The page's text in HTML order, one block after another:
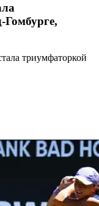
Гомбурге,
триумфаторкой